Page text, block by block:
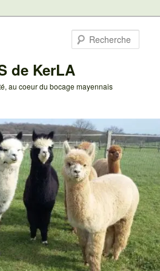
de KerLA
au coeur du bocage mayennais